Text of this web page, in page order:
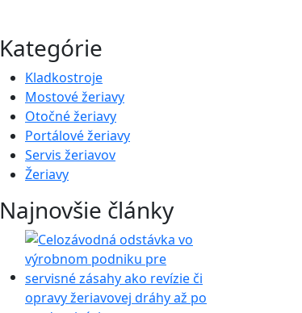
Kategórie
Kladkostroje
Mostové žeriavy
Otočné žeriavy
Portálové žeriavy
Servis žeriavov
Žeriavy
Najnovšie články